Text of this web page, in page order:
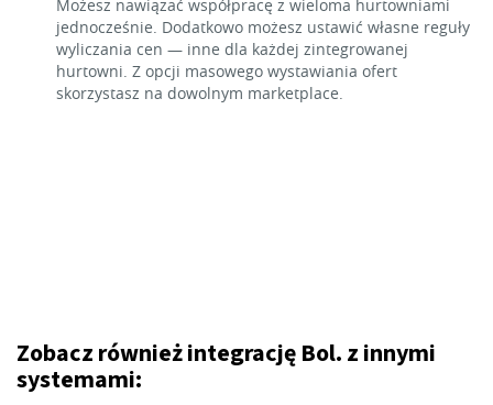
Możesz nawiązać współpracę z wieloma hurtowniami
jednocześnie. Dodatkowo możesz ustawić własne reguły
wyliczania cen — inne dla każdej zintegrowanej
hurtowni. Z opcji masowego wystawiania ofert
skorzystasz na dowolnym marketplace.
Zobacz również integrację Bol. z innymi
systemami: